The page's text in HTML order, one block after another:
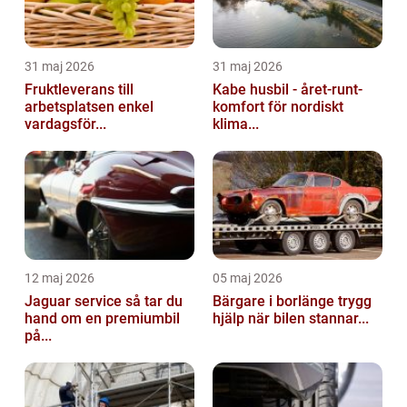
31 maj 2026
Fruktleverans till
arbetsplatsen enkel
vardagsför...
31 maj 2026
Kabe husbil - året-runt-
komfort för nordiskt
klima...
12 maj 2026
Jaguar service så tar du
hand om en premiumbil
på...
05 maj 2026
Bärgare i borlänge trygg
hjälp när bilen stannar...